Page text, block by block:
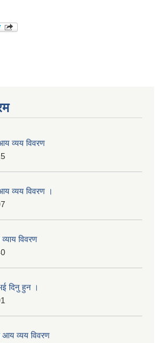
व्यय विवरण
व्यय विवरण ।
विवरण
दिनु हुन ।
आय व्यय विवरण